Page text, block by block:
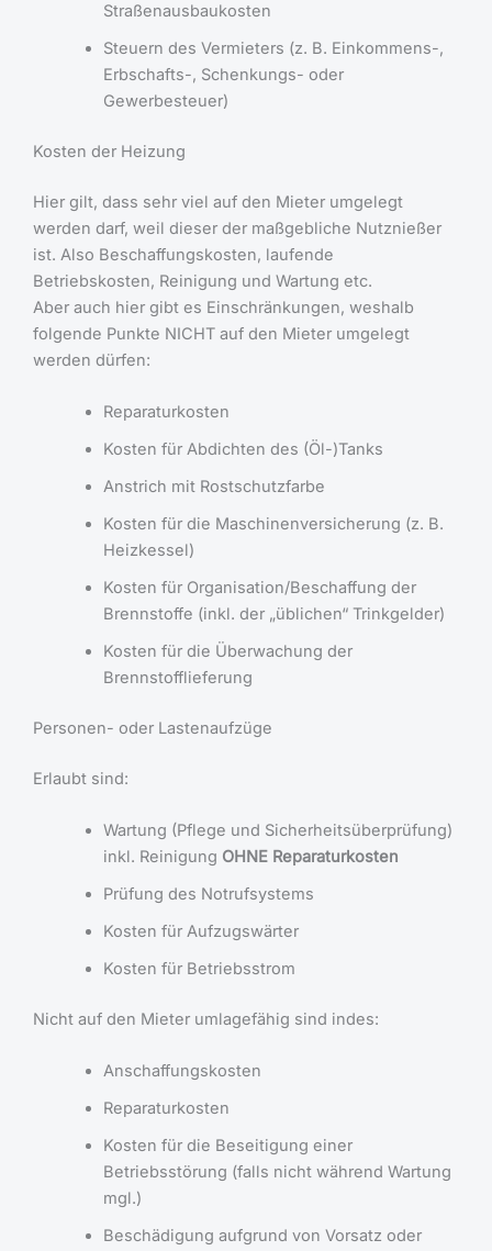
Straßenausbaukosten
Steuern des Vermieters (z. B. Einkommens-,
Erbschafts-, Schenkungs- oder
Gewerbesteuer)
Kosten der Heizung
Hier gilt, dass sehr viel auf den Mieter umgelegt
werden darf, weil dieser der maßgebliche Nutznießer
ist. Also Beschaffungskosten, laufende
Betriebskosten, Reinigung und Wartung etc.
Aber auch hier gibt es Einschränkungen, weshalb
folgende Punkte NICHT auf den Mieter umgelegt
werden dürfen:
Reparaturkosten
Kosten für Abdichten des (Öl-)Tanks
Anstrich mit Rostschutzfarbe
Kosten für die Maschinenversicherung (z. B.
Heizkessel)
Kosten für Organisation/Beschaffung der
Brennstoffe (inkl. der „üblichen“ Trinkgelder)
Kosten für die Überwachung der
Brennstofflieferung
Personen- oder Lastenaufzüge
Erlaubt sind:
Wartung (Pflege und Sicherheitsüberprüfung)
inkl. Reinigung OHNE Reparaturkosten
Prüfung des Notrufsystems
Kosten für Aufzugswärter
Kosten für Betriebsstrom
Nicht auf den Mieter umlagefähig sind indes:
Anschaffungskosten
Reparaturkosten
Kosten für die Beseitigung einer
Betriebsstörung (falls nicht während Wartung
mgl.)
Beschädigung aufgrund von Vorsatz oder